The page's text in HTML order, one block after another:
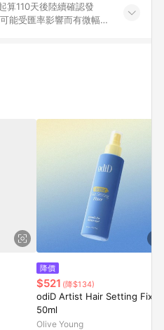
算110天後陸續確認發
能受匯率影響而有微幅差
降價
$521 (降$134)
odiD Artist Hair Setting Fixer 1
50ml
Olive Young